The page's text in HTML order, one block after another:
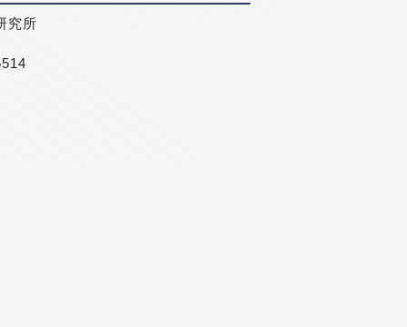
究所